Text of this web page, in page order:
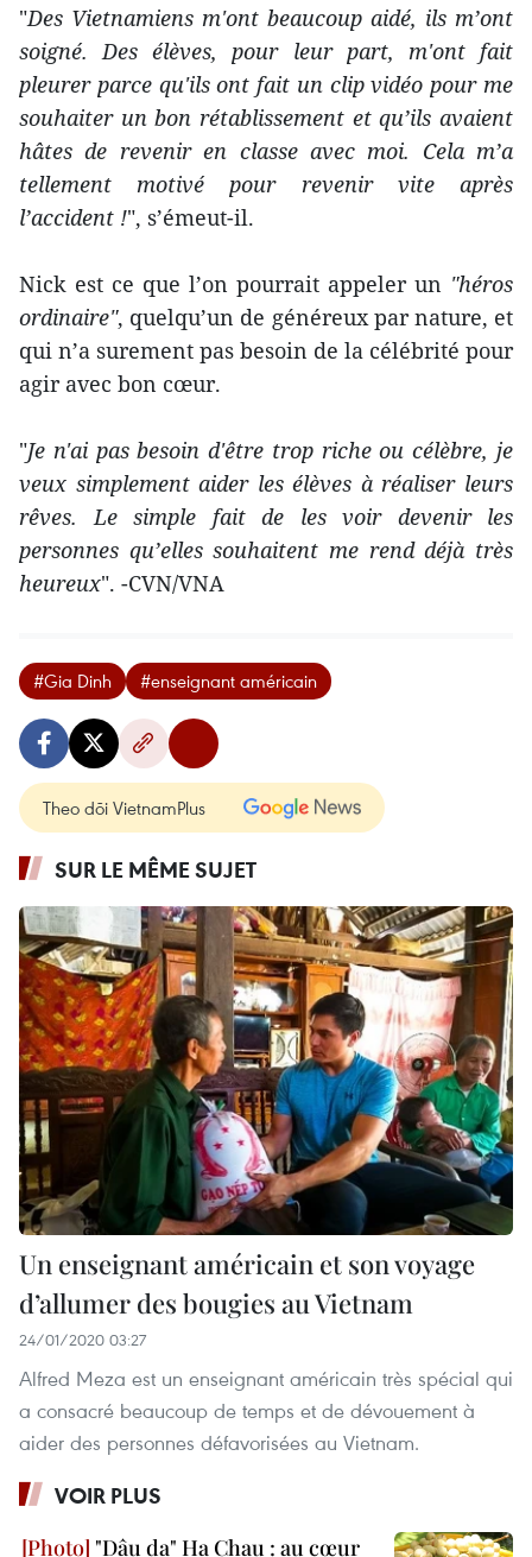
"Des Vietnamiens m'ont beaucoup aidé, ils m’ont
soigné. Des élèves, pour leur part, m'ont fait
pleurer parce qu'ils ont fait un clip vidéo pour me
souhaiter un bon rétablissement et qu’ils avaient
hâtes de revenir en classe avec moi. Cela m’a
tellement motivé pour revenir vite après
l’accident !", s’émeut-il.
Nick est ce que l’on pourrait appeler un "héros
ordinaire", quelqu’un de généreux par nature, et
qui n’a surement pas besoin de la célébrité pour
agir avec bon cœur.
"Je n'ai pas besoin d'être trop riche ou célèbre, je
veux simplement aider les élèves à réaliser leurs
rêves. Le simple fait de les voir devenir les
personnes qu’elles souhaitent me rend déjà très
heureux". -CVN/VNA
#Gia Dinh #enseignant américain
Theo dõi VietnamPlus
SUR LE MÊME SUJET
Un enseignant américain et son voyage
d’allumer des bougies au Vietnam
24/01/2020 03:27
Alfred Meza est un enseignant américain très spécial qui
a consacré beaucoup de temps et de dévouement à
aider des personnes défavorisées au Vietnam.
VOIR PLUS
"Dâu da" Ha Chau : au cœur